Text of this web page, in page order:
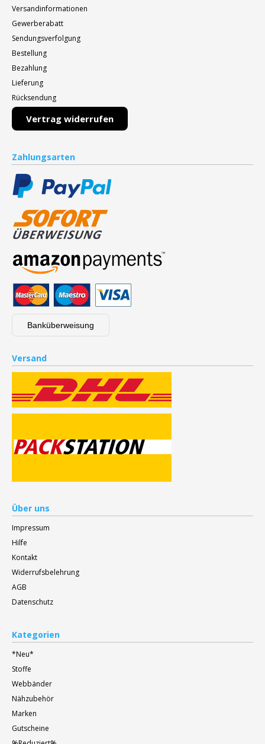
Versandinformationen
Gewerberabatt
Sendungsverfolgung
Bestellung
Bezahlung
Lieferung
Rücksendung
Vertrag widerrufen
Zahlungsarten
Banküberweisung
Versand
Über uns
Impressum
Hilfe
Kontakt
Widerrufsbelehrung
AGB
Datenschutz
Kategorien
*Neu*
Stoffe
Webbänder
Nähzubehör
Marken
Gutscheine